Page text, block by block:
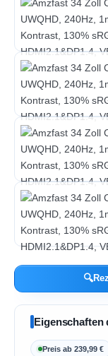
🔍
Eigenschaften
Preis ab 239,99 €